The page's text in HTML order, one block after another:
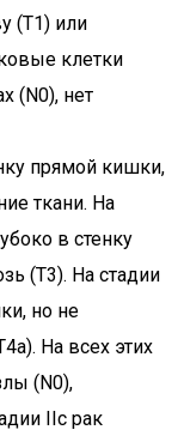
(T1) или
клетки
(N0), нет
прямой кишки,
ткани. На
в стенку
(T3). На стадии
но не
На всех этих
(N0),
IIc рак